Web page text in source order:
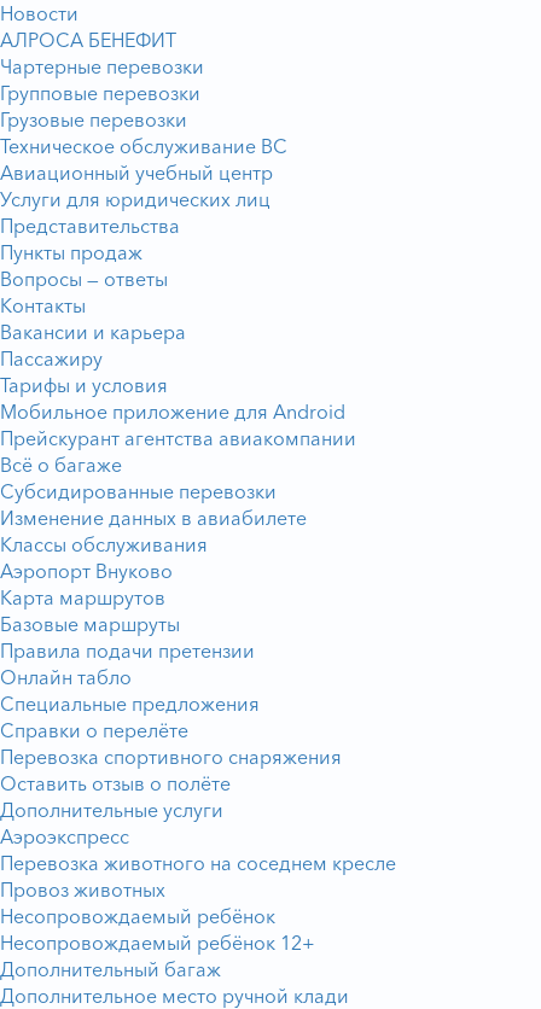
Новости
АЛРОСА БЕНЕФИТ
Чартерные перевозки
Групповые перевозки
Грузовые перевозки
Техническое обслуживание ВС
Авиационный учебный центр
Услуги для юридических лиц
Представительства
Пункты продаж
Вопросы — ответы
Контакты
Вакансии и карьера
Пассажиру
Тарифы и условия
Мобильное приложение для Android
Прейскурант агентства авиакомпании
Всё о багаже
Субсидированные перевозки
Изменение данных в авиабилете
Классы обслуживания
Аэропорт Внуково
Карта маршрутов
Базовые маршруты
Правила подачи претензии
Онлайн табло
Специальные предложения
Справки о перелёте
Перевозка спортивного снаряжения
Оставить отзыв о полёте
Дополнительные услуги
Аэроэкспресс
Перевозка животного на соседнем кресле
Провоз животных
Несопровождаемый ребёнок
Несопровождаемый ребёнок 12+
Дополнительный багаж
Дополнительное место ручной клади